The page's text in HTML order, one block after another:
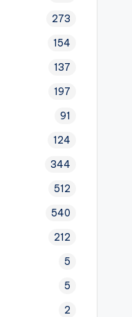
273
154
137
197
91
124
344
512
540
212
5
5
2